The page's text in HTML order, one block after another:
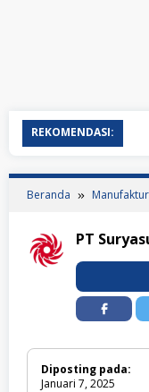
REKOMENDASI:
Beranda Manufaktur
PT
Diposting pada:
Januari 7, 2025